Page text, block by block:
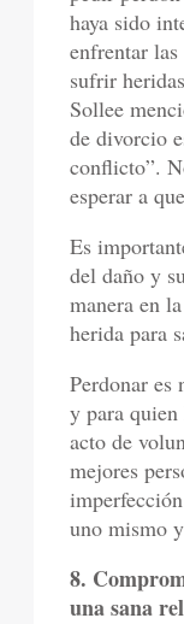
haya sido
enfrentar
sufrir
Sollee
de divorcio
conflicto”.
esperar a
Es
del daño y
manera en
herida para
Perdonar es
y para
acto de
mejores
uno mismo
8.
una sana